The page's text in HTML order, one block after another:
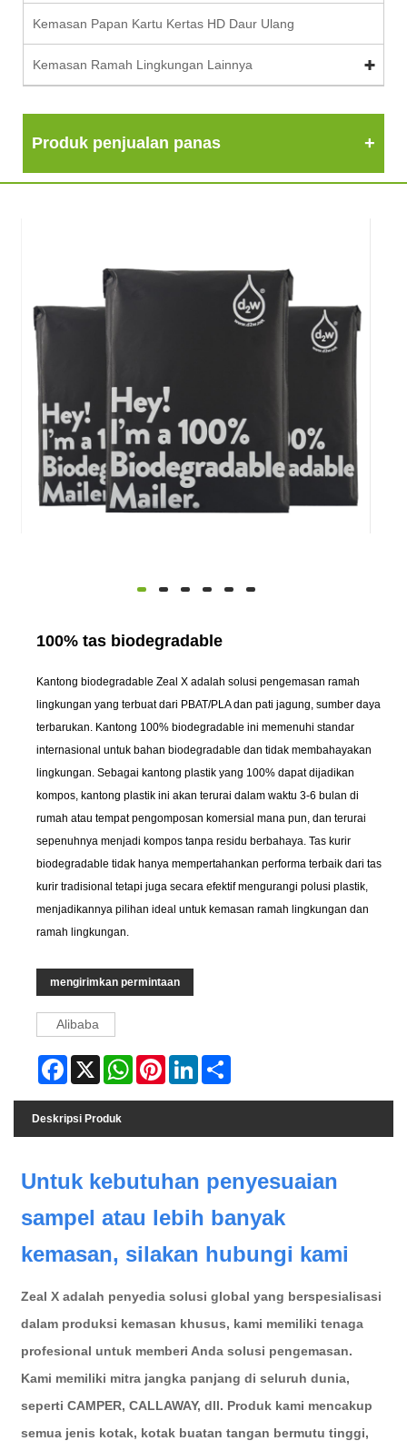
Kemasan Papan Kartu Kertas HD Daur Ulang
Kemasan Ramah Lingkungan Lainnya
Produk penjualan panas
100% tas biodegradable
Kantong biodegradable Zeal X adalah solusi pengemasan ramah
lingkungan yang terbuat dari PBAT/PLA dan pati jagung, sumber daya
terbarukan. Kantong 100% biodegradable ini memenuhi standar
internasional untuk bahan biodegradable dan tidak membahayakan
lingkungan. Sebagai kantong plastik yang 100% dapat dijadikan
kompos, kantong plastik ini akan terurai dalam waktu 3-6 bulan di
rumah atau tempat pengomposan komersial mana pun, dan terurai
sepenuhnya menjadi kompos tanpa residu berbahaya. Tas kurir
biodegradable tidak hanya mempertahankan performa terbaik dari tas
kurir tradisional tetapi juga secara efektif mengurangi polusi plastik,
menjadikannya pilihan ideal untuk kemasan ramah lingkungan dan
ramah lingkungan.
mengirimkan permintaan
Alibaba
Facebook
X WhatsAppPinterestLinkedIn
Deskripsi Produk
Untuk kebutuhan penyesuaian
sampel atau lebih banyak
kemasan, silakan hubungi kami
Zeal X adalah penyedia solusi global yang berspesialisasi
dalam produksi kemasan khusus, kami memiliki tenaga
profesional untuk memberi Anda solusi pengemasan.
Kami memiliki mitra jangka panjang di seluruh dunia,
seperti CAMPER, CALLAWAY, dll. Produk kami mencakup
semua jenis kotak, kotak buatan tangan bermutu tinggi,